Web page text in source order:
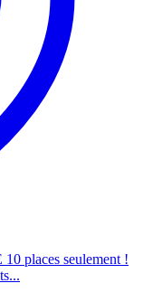
places seulement !